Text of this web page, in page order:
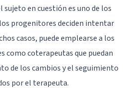
sujeto en cuestión es uno de los
progenitores deciden intentar
casos, puede emplearse a los
como coterapeutas que puedan
de los cambios y el seguimiento
por el terapeuta.